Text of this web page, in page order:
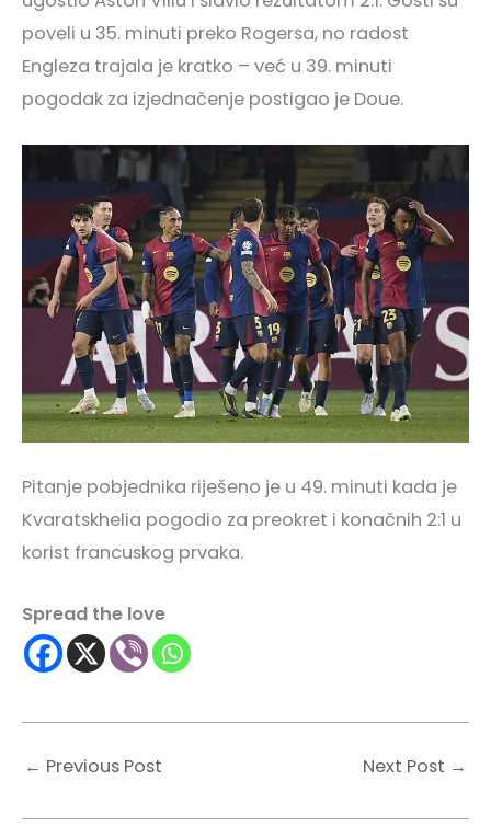
poveli u 35. minuti preko Rogersa, no radost
Engleza trajala je kratko – već u 39. minuti
pogodak za izjednačenje postigao je Doue.
Pitanje pobjednika riješeno je u 49. minuti kada je
Kvaratskhelia pogodio za preokret i konačnih 2:1 u
korist francuskog prvaka.
Spread the love
← Previous Post Next Post →